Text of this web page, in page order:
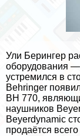
Ули Берингер
оборудования
устремился в
Behringer
BH 770,
наушников
Beyerdynamic
продаётся